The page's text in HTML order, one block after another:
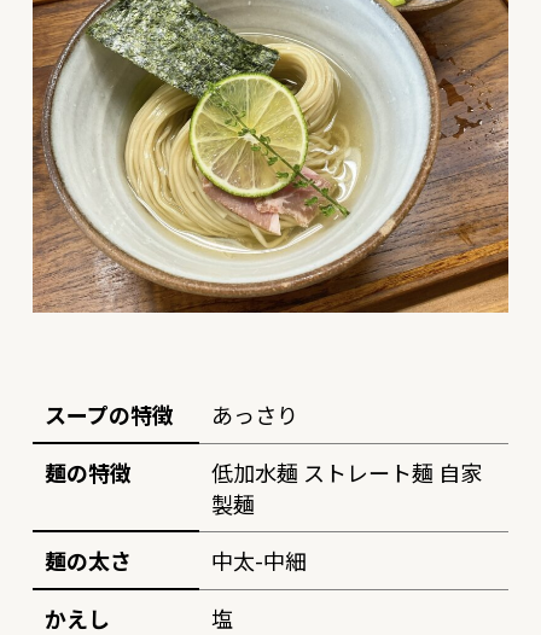
スープの特徴
あっさり
麺の特徴
低加水麺 ストレート麺 自家
製麺
麺の太さ
中太-中細
かえし
塩